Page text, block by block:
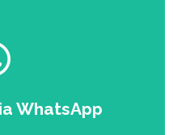
WhatsApp